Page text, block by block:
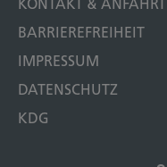
BARRIEREFREIHEIT
IMPRESSUM
DATENSCHUTZ
KDG